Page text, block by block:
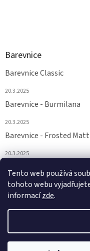
Tento web používá
tohoto webu
informacízde.
Barevnice
Barevnice Classic
20.3.2025
Barevnice - Burmilana
20.3.2025
Barevnice - Frosted Matt
20.3.2025
20.3.2025